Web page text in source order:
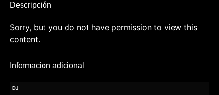
Descripción
Sorry, but you do not have permission to view this
content.
Información adicional
DJ